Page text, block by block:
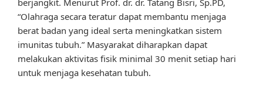
berjangkit. Menurut Prof. dr. dr. Tatang Bisri, Sp.PD,
“Olahraga secara teratur dapat membantu menjaga
berat badan yang ideal serta meningkatkan sistem
imunitas tubuh.” Masyarakat diharapkan dapat
melakukan aktivitas fisik minimal 30 menit setiap hari
untuk menjaga kesehatan tubuh.